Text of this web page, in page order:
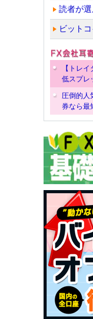
読者が
ビット
【トレ
低スプレ
圧倒的人
券なら最